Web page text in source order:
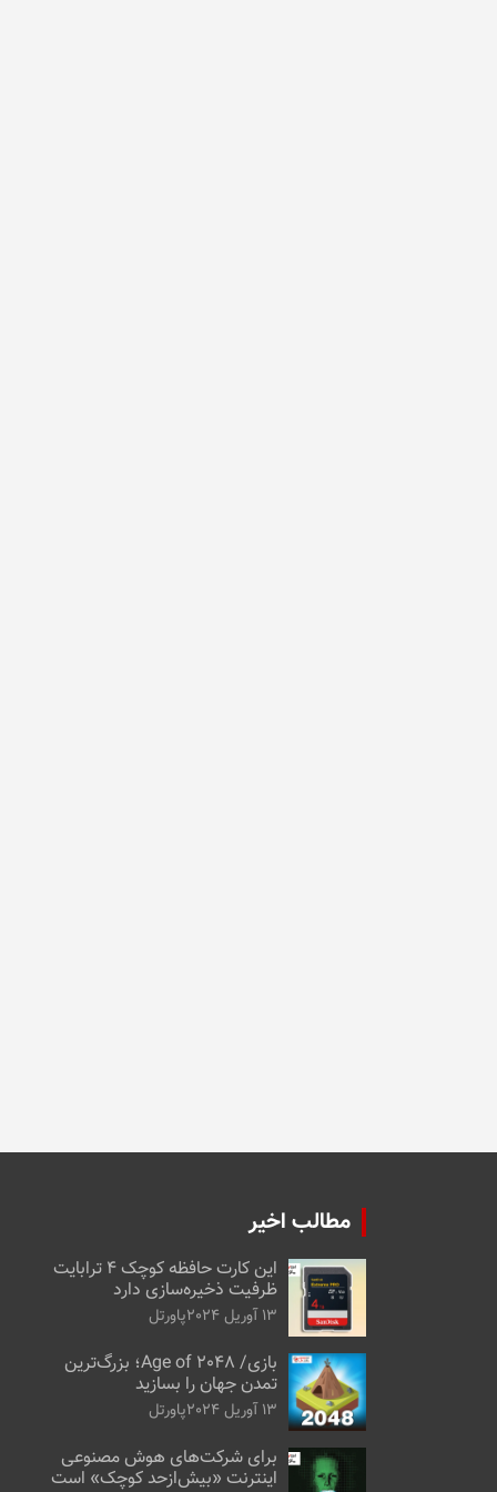
مطالب اخیر
این کارت حافظه کوچک ۴ ترابایت
ظرفیت ذخیره‌سازی دارد
13 آوریل 2024 پاورتل
بازی/ Age of 2048؛ بزرگ‌ترین
تمدن جهان را بسازید
13 آوریل 2024 پاورتل
برای شرکت‌های هوش مصنوعی
اینترنت «بیش‌از‌حد کوچک» است